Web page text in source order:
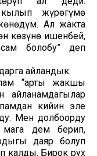
жүрөгүмө
Ал жакта
көзүнө ишенбей,
болобу” деп
айландык.
“арты жакшы
айланамдагылар
кийин эле
Мен долбоорду
дем берип,
даяр болуп
калды. Бирок рух